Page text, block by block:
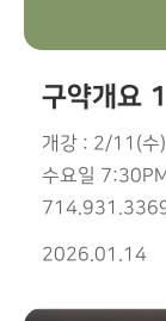
구약개요 1
개강 : 2/11(수
수요일
2026.01.14